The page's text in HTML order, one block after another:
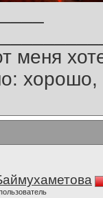
меня